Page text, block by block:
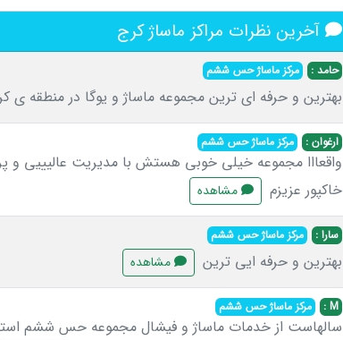
آخرین نظرات مراکز ماساژ کرج
حامد : مرکز ماساژ حس ششم
بهترین و حرفه ای ترین مجموعه ماساژ و یوگا در منطقه ی
ارغوان : مرکز ماساژ حس ششم
واقعااا مجموعه خیلی خوبی هستش با مدیریت عالیییی و
خاکپور عزیزم
مشاهده
سارا : مرکز ماساژ حس ششم
بهترین و حرفه ایی ترین مشاهده
M : مرکز ماساژ حس ششم
سالهاست از خدمات ماساژ و فیشال مجموعه حس ششم